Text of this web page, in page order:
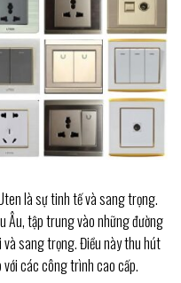
là sự tinh tế và sang trọng.
Âu, tập trung vào những đường
và sang trọng. Điều này thu hút
các công trình cao cấp.